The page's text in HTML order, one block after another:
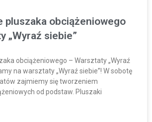
pluszaka obciążeniowego
„Wyraź siebie”
obciążeniowego – Warsztaty „Wyraź
na warsztaty „Wyraź siebie”! W sobotę
zajmiemy się tworzeniem
od podstaw. Pluszaki